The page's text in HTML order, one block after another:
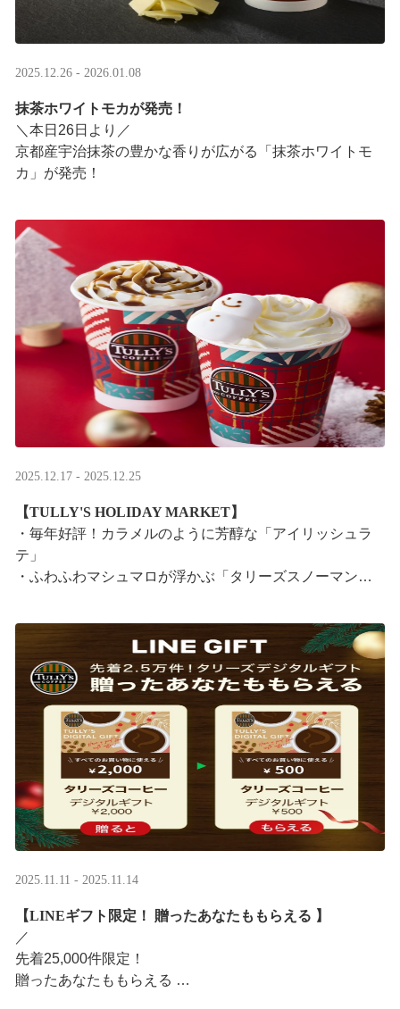
2025.12.26 - 2026.01.08
抹茶ホワイトモカが発売！
＼本日26日より／
京都産宇治抹茶の豊かな香りが広がる「抹茶ホワイトモ
カ」が発売！
2025.12.17 - 2025.12.25
【TULLY'S HOLIDAY MARKET】
・毎年好評！カラメルのように芳醇な「アイリッシュラ
テ」
・ふわふわマシュマロが浮かぶ「タリーズスノーマンラ
特別なドリンクと一緒に、クリスマス気分をお楽しみく
ださい。
2025.11.11 - 2025.11.14
【LINEギフト限定！ 贈ったあなたももらえる ​】
／ ​
先着25,000件限定！​
贈ったあなたももらえる ​